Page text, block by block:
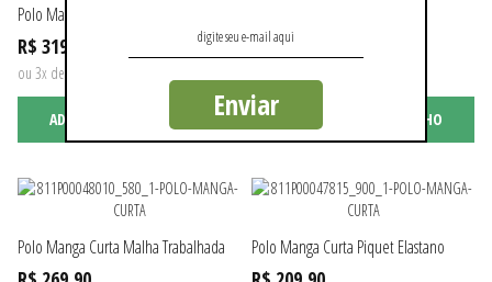
Polo Manga Curta Listrada
R$ 319,90
ou 3x de R$ 106,63 sem juros
ADICIONAR AO CARRINHO
R$ 259,90
ADICIONAR AO CARRINHO
Polo Manga Curta Malha Trabalhada Polo Manga Curta Piquet Elastano
Enviar